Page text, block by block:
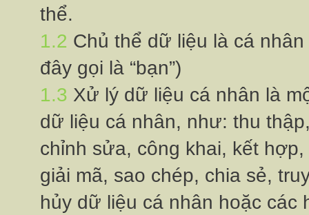
thể.
1.2 Chủ thể dữ liệu là cá
đây gọi là “bạn”)
1.3 Xử lý dữ liệu cá nhân là
dữ liệu cá nhân, như: thu
chỉnh sửa, công khai, kết
giải mã, sao chép, chia sẻ,
hủy dữ liệu cá nhân hoặc các